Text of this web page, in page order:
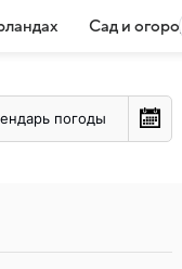
Сад и огород
погоды